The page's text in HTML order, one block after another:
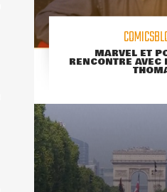
MARVEL ET
RENCONTRE AVEC